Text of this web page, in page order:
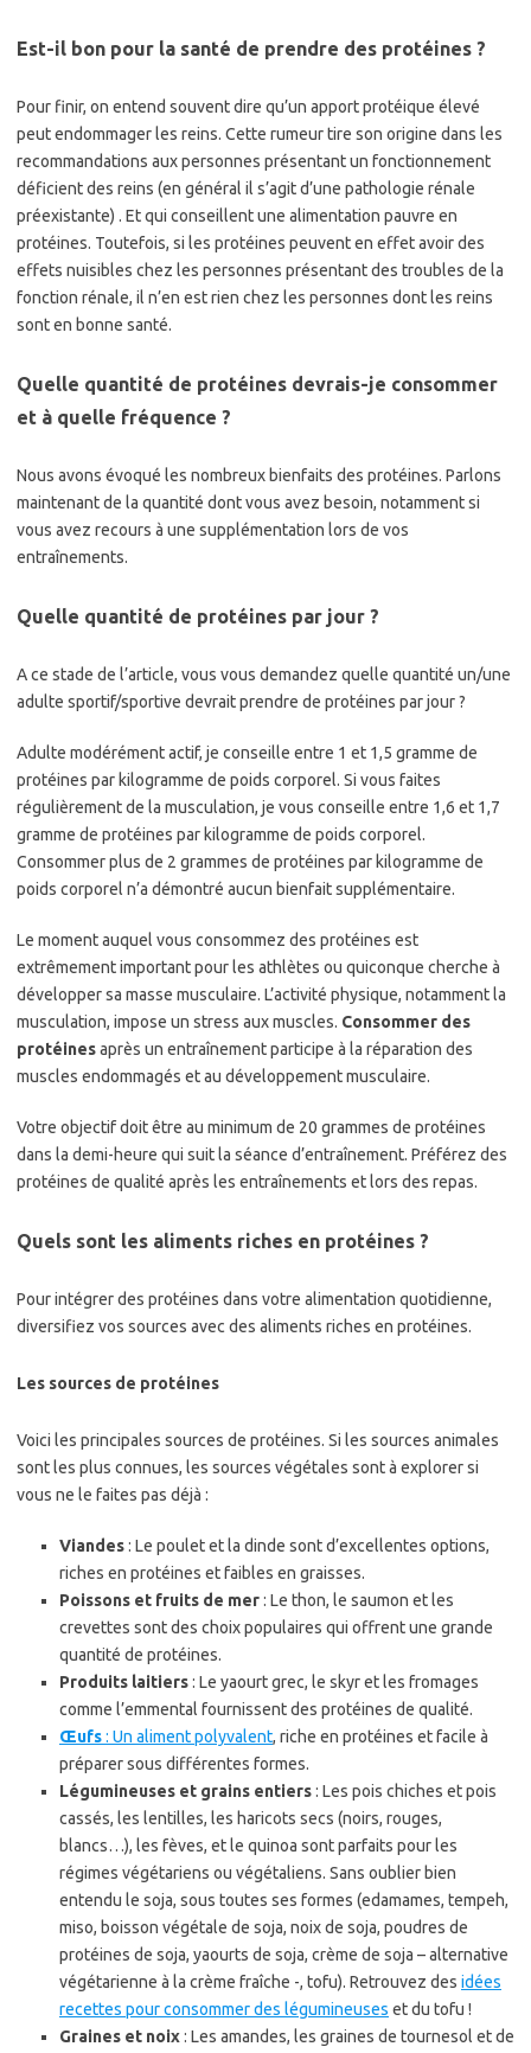
Est-il bon pour la santé de prendre des protéines ?
Pour finir, on entend souvent dire qu’un apport protéique élevé
peut endommager les reins. Cette rumeur tire son origine dans les
recommandations aux personnes présentant un fonctionnement
déficient des reins (en général il s’agit d’une pathologie rénale
préexistante) . Et qui conseillent une alimentation pauvre en
protéines. Toutefois, si les protéines peuvent en effet avoir des
effets nuisibles chez les personnes présentant des troubles de la
fonction rénale, il n’en est rien chez les personnes dont les reins
sont en bonne santé.
Quelle quantité de protéines devrais-je consommer
et à quelle fréquence ?
Nous avons évoqué les nombreux bienfaits des protéines. Parlons
maintenant de la quantité dont vous avez besoin, notamment si
vous avez recours à une supplémentation lors de vos
entraînements.
Quelle quantité de protéines par jour ?
A ce stade de l’article, vous vous demandez quelle quantité un/une
adulte sportif/sportive devrait prendre de protéines par jour ?
Adulte modérément actif, je conseille entre 1 et 1,5 gramme de
protéines par kilogramme de poids corporel. Si vous faites
régulièrement de la musculation, je vous conseille entre 1,6 et 1,7
gramme de protéines par kilogramme de poids corporel.
Consommer plus de 2 grammes de protéines par kilogramme de
poids corporel n’a démontré aucun bienfait supplémentaire.
Le moment auquel vous consommez des protéines est
extrêmement important pour les athlètes ou quiconque cherche à
développer sa masse musculaire. L’activité physique, notamment la
musculation, impose un stress aux muscles. Consommer des
protéinesaprès un entraînement participe à la réparation des
muscles endommagés et au développement musculaire.
Votre objectif doit être au minimum de 20 grammes de protéines
dans la demi-heure qui suit la séance d’entraînement. Préférez des
protéines de qualité après les entraînements et lors des repas.
Quels sont les aliments riches en protéines ?
Pour intégrer des protéines dans votre alimentation quotidienne,
diversifiez vos sources avec des aliments riches en protéines.
Les sources de protéines
Voici les principales sources de protéines. Si les sources animales
sont les plus connues, les sources végétales sont à explorer si
vous ne le faites pas déjà :
Viandes: Le poulet et la dinde sont d’excellentes options,
riches en protéines et faibles en graisses.
Poissons et fruits de mer: Le thon, le saumon et les
crevettes sont des choix populaires qui offrent une grande
quantité de protéines.
Produits laitiers: Le yaourt grec, le skyr et les fromages
comme l’emmental fournissent des protéines de qualité.
Œufs: Un aliment polyvalent, riche en protéines et facile à
préparer sous différentes formes.
Légumineuses et grains entiers: Les pois chiches et pois
cassés, les lentilles, les haricots secs (noirs, rouges,
blancs…), les fèves, et le quinoa sont parfaits pour les
régimes végétariens ou végétaliens. Sans oublier bien
entendu le soja, sous toutes ses formes (edamames, tempeh,
miso, boisson végétale de soja, noix de soja, poudres de
protéines de soja, yaourts de soja, crème de soja – alternative
végétarienne à la crème fraîche -, tofu). Retrouvez des idées
recettes pour consommer des légumineuses et du tofu !
Graines et noix: Les amandes, les graines de tournesol et de